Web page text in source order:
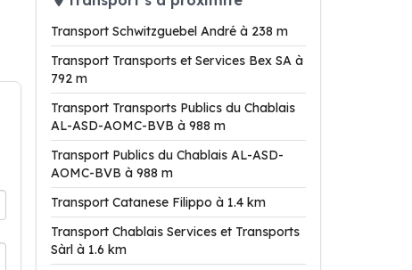
Transport Schwitzguebel André à 238 m
Transport Transports et Services Bex SA à
792 m
Transport Transports Publics du Chablais
AL-ASD-AOMC-BVB à 988 m
Transport Publics du Chablais AL-ASD-
AOMC-BVB à 988 m
Transport Catanese Filippo à 1.4 km
Transport Chablais Services et Transports
Sàrl à 1.6 km